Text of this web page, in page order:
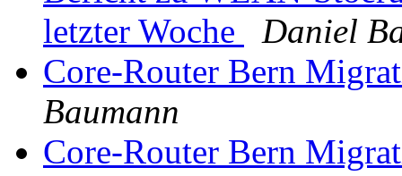
letzter Woche
Daniel
Core-Router Bern
Baumann
Core-Router Bern